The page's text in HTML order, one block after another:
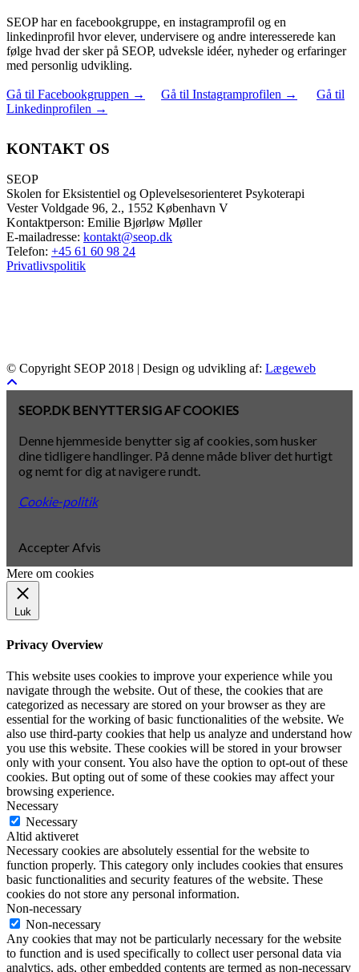
SEOP har en facebookgruppe, en instagramprofil og en
linkedinprofil hvor elever, undervisere og andre interesserede kan
følge hvad der sker på SEOP, udveksle idéer, nyheder og erfaringer
med personlig udvikling.
Gå til Facebookgruppen → Gå til Instagramprofilen →
Gå til
Linkedinprofilen →
KONTAKT OS
SEOP
Skolen for Eksistentiel og Oplevelsesorienteret Psykoterapi
Vester Voldgade 96, 2., 1552 København V
Kontaktperson: Emilie Bjørløw Møller
E-mailadresse: kontakt@seop.dk
Telefon: +45 61 60 98 24
Privatlivspolitik
© Copyright SEOP 2018 | Design og udvikling af: Lægeweb
SEOP.DK BENYTTER SIG AF COOKIES
Denne hjemmeside benytter sig af cookies, som husker
dine tidligere handlinger. På denne måde bliver det hurtigt
og nemt for dig at navigere rundt.
Cookie-politik
AccepterAfvis
Mere om cookies
Luk
Privacy Overview
This website uses cookies to improve your experience while you
navigate through the website. Out of these, the cookies that are
categorized as necessary are stored on your browser as they are
essential for the working of basic functionalities of the website. We
also use third-party cookies that help us analyze and understand how
you use this website. These cookies will be stored in your browser
only with your consent. You also have the option to opt-out of these
cookies. But opting out of some of these cookies may affect your
browsing experience.
Necessary
Necessary
Altid aktiveret
Necessary cookies are absolutely essential for the website to
function properly. This category only includes cookies that ensures
basic functionalities and security features of the website. These
cookies do not store any personal information.
Non-necessary
Non-necessary
Any cookies that may not be particularly necessary for the website
to function and is used specifically to collect user personal data via
analytics, ads, other embedded contents are termed as non-necessary